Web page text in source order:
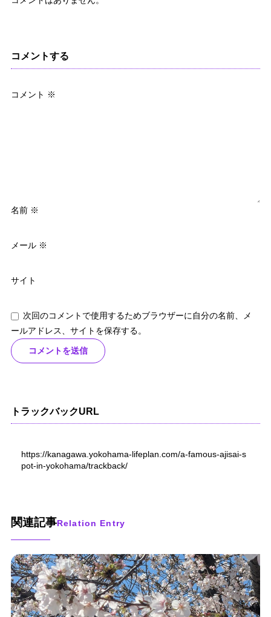
コメントする
コメント ※
名前 ※
メール ※
サイト
次回のコメントで使用するためブラウザーに自分の名前、メ
ールアドレス、サイトを保存する。
トラックバックURL
https://kanagawa.yokohama-lifeplan.com/a-famous-ajisai-s
pot-in-yokohama/trackback/
関連記事Relation Entry